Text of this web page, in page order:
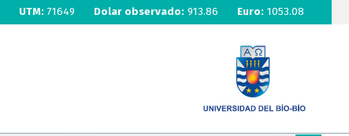
UTM: 71649 Dolar observado: 913.86 Euro: 1053.08